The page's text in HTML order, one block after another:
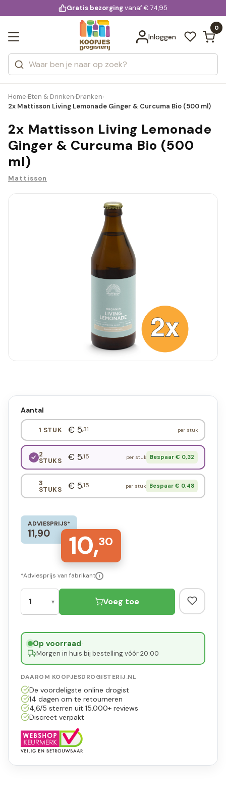
voor 20:00 uur besteld
Gratis bezorgingvanaf € 74,95
Inloggen
0
Zoeken
Categorieën
Merken
Bekijk alle resultaten
Home›Eten & Drinken›Dranken›
2x Mattisson Living Lemonade Ginger & Curcuma Bio (500 ml)
2x Mattisson Living Lemonade
Ginger & Curcuma Bio (500
ml)
Mattisson
Aantal
1 STUK € 5,31 per stuk
2
STUKS € 5,15 per stuk Bespaar € 0,32
3
STUKS € 5,15 per stuk Bespaar € 0,48
ADVIESPRIJS*
11,90 10,30
*Adviesprijs van fabrikant i
Voeg toe
Op voorraad·
Morgen in huis bij bestelling vóór 20:00
DAAROM KOOPJESDROGISTERIJ.NL
De voordeligste online drogist
14 dagen om te retourneren
4,6/5 sterren uit 15.000+ reviews
Discreet verpakt